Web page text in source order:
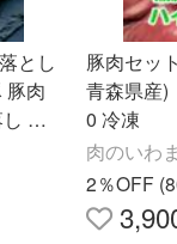
とし
大
切れ
豚肉セッ
青森県産)
0 冷凍
肉のいわ
2％OFF